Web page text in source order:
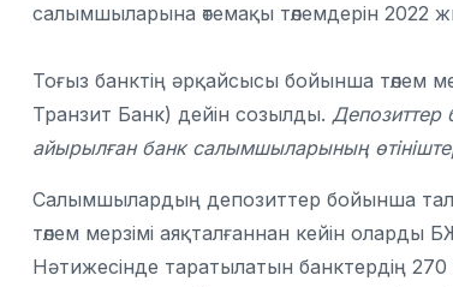
салымшыларына өтемақы төлемдерін 2022
Тоғыз банктің әрқайсысы бойынша төлем
Транзит Банк) дейін созылды.
айырылған банк салымшыларының
Салымшылардың депозиттер бойынша
төлем мерзімі аяқталғаннан кейін
Нәтижесінде таратылатын банктердің